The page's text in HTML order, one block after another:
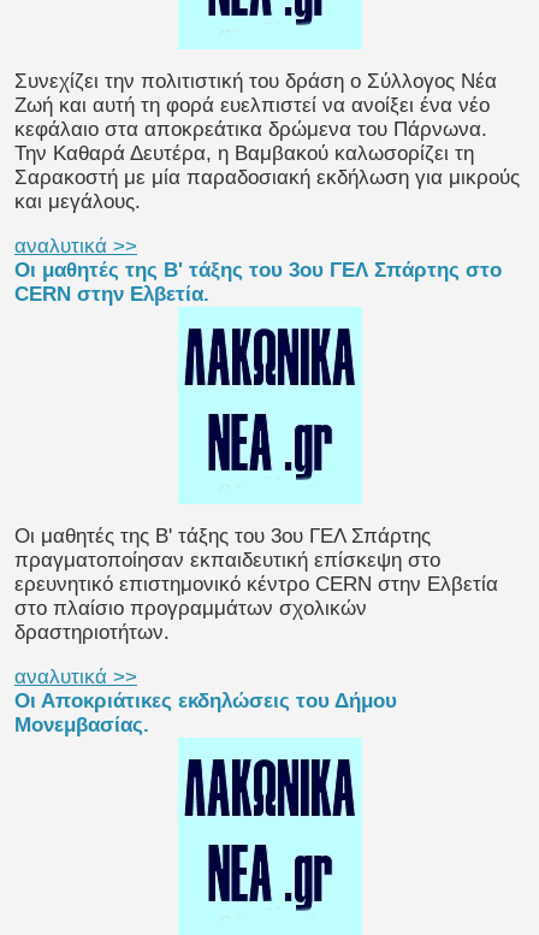
Συνεχίζει την πολιτιστική του δράση ο Σύλλογος Νέα
Ζωή και αυτή τη φορά ευελπιστεί να ανοίξει ένα νέο
κεφάλαιο στα αποκρεάτικα δρώμενα του Πάρνωνα.
Την Καθαρά Δευτέρα, η Βαμβακού καλωσορίζει τη
Σαρακοστή με μία παραδοσιακή εκδήλωση για μικρούς
και μεγάλους.
αναλυτικά >>
Οι μαθητές της Β' τάξης του 3ου ΓΕΛ Σπάρτης στο
CERN στην Ελβετία.
Οι μαθητές της Β' τάξης του 3ου ΓΕΛ Σπάρτης
πραγματοποίησαν εκπαιδευτική επίσκεψη στο
ερευνητικό επιστημονικό κέντρο CERN στην Ελβετία
στο πλαίσιο προγραμμάτων σχολικών
δραστηριοτήτων.
αναλυτικά >>
Οι Αποκριάτικες εκδηλώσεις του Δήμου
Μονεμβασίας.